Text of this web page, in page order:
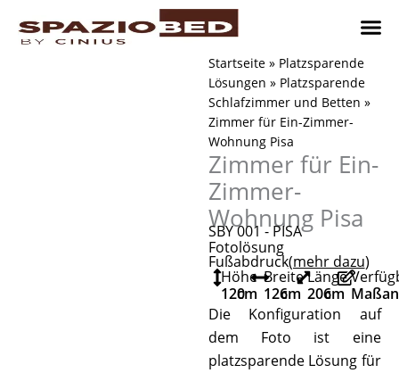
Inhalt
Startseite» Platzsparende
Lösungen » Platzsparende
Schlafzimmer und Betten »
Zimmer für Ein-Zimmer-
Wohnung Pisa
Zimmer für Ein-
Zimmer-
Wohnung Pisa
SBY 001 - PISA
Fotolösung
Fußabdruck(mehr dazu)
Höhe
120cm
Breite
126cm
Länge
206cm
Die Konfiguration auf
dem Foto ist eine
platzsparende Lösung für